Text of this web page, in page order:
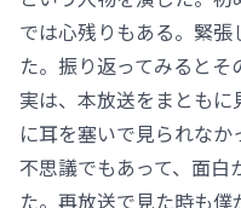
では心残りもある。緊
た。振り返ってみるとそ
実は、本放送をまとも
に耳を塞いで見られなか
不思議でもあって、面白
た。再放送で見た時も